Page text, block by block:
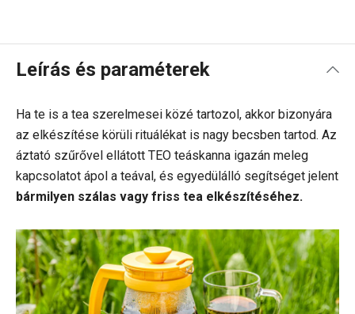
Leírás és paraméterek
Ha te is a tea szerelmesei közé tartozol, akkor bizonyára
az elkészítése körüli rituálékat is nagy becsben tartod. Az
áztató szűrővel ellátott TEO teáskanna igazán meleg
kapcsolatot ápol a teával, és egyedülálló segítséget jelent
bármilyen szálas vagy friss tea elkészítéséhez.